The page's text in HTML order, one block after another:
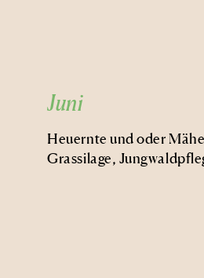
Juni
Heuernte und oder
Grassilage,